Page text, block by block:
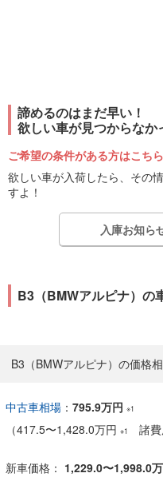
諦めるのはまだ早い！
欲しい車が見つからな
ご希望の条件がある方はこち
欲しい車が入荷したら、その
すよ！
入庫お知ら
B3（BMWアルピナ）の
B3（BMWアルピナ）の価格
中古車相場 ： 795.9万円 ※1
（417.5〜1,428.0万円 ※1 諸費
新車価格： 1,229.0〜1,998.0